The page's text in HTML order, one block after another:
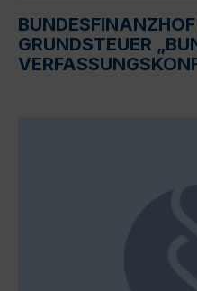
GRUNDSTEUER